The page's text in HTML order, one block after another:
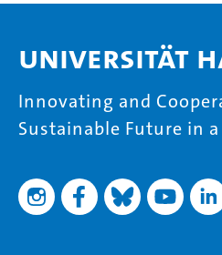
Universität
Innovating and
Sustainable Future in